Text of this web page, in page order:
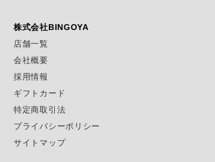
株式会社BINGOYA
店舗一覧
会社概要
採用情報
ギフトカード
特定商取引法
プライバシーポリシー
サイトマップ